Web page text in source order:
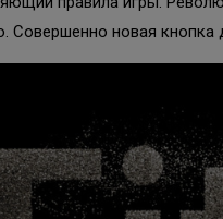
Совершенно новая кнопка